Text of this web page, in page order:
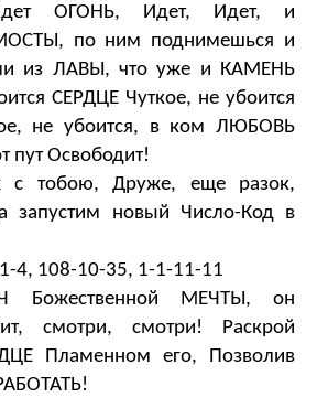
ОГОНЬ, Идет, Идет, и
по ним поднимешься и
из ЛАВЫ, что уже и КАМЕНЬ
СЕРДЦЕ Чуткое, не убоится
не убоится, в ком ЛЮБОВЬ
пут Освободит!
с тобою, Друже, еще разок,
запустим новый Число-Код в
4, 108-10-35, 1-1-11-11
Божественной МЕЧТЫ, он
смотри, смотри! Раскрой
Пламенном его, Позволив